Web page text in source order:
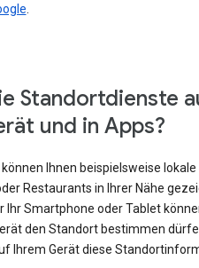
Standortdienste
und in Apps?
Ihnen beispielsweise
Restaurants in Ihrer Nähe
Smartphone oder Tablet
den Standort bestimmen
Ihrem Gerät diese